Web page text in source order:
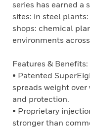
series has earned a
sites: in steel
shops: chemical
environments
Features & Benefits:
• Patented
spreads weight
and protection.
• Proprietary
stronger than